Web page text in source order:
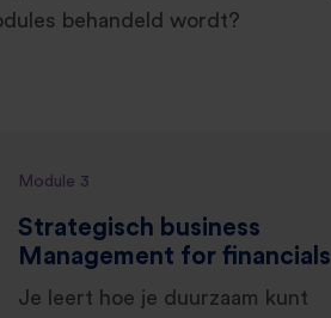
behandeld wordt?
Module 3
Strategisch business
Management for financials
Je leert hoe je duurzaam kunt